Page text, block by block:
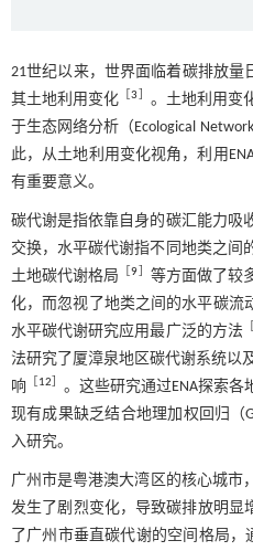
21世纪以来，世界面临着碳排放量
其土地利用变化 ［3 。土地利用变
于生态网络分析（Ecological
此，从土地利用变化视角，利用
有重要意义。
碳代谢是指依靠自身的碳汇能力吸
交换，水平碳代谢指不同地类之间
土地碳代谢格局
［9
等方面做了较
化，而忽视了地类之间的水平碳流
水平碳代谢研究应用最广泛的方法［
法研究了厦漳泉地区碳代谢系统以
响
12
。这些研究通过ENA探索
现有成果缺乏结合地理加权回归（
入研究。
广州市是粤港澳大湾区的核心城市
发生了剧烈变化，导致碳排放明显
了广州市垂直碳代谢的空间格局